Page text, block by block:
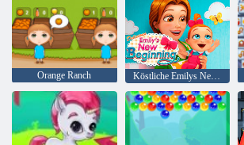
Orange Ranch Köstliche Emilys New Beginning